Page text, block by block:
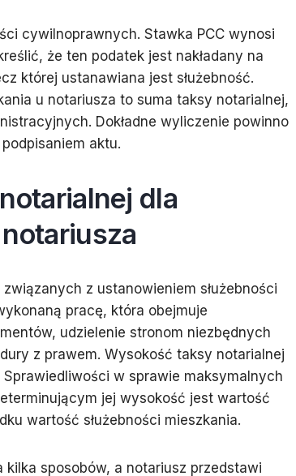
cywilnoprawnych. Stawka PCC wynosi
że ten podatek jest nakładany na
której ustanawiana jest służebność.
u notariusza to suma taksy notarialnej,
Dokładne wyliczenie powinno
aktu.
dla
z ustanowieniem służebności
pracę, która obejmuje
udzielenie stronom niezbędnych
z prawem. Wysokość taksy notarialnej
w sprawie maksymalnych
jej wysokość jest wartość
wartość służebności mieszkania.
kilka sposobów, a notariusz przedstawi